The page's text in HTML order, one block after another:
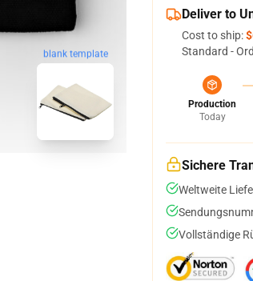
blank template
Deliver to
Cost to ship:
Standard -
Production
Today
Sichere
Weltweite
Vollständige